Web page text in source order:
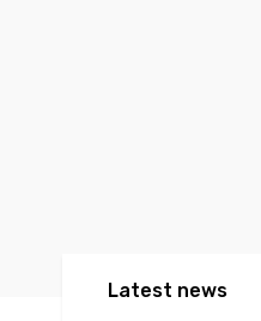
Latest news